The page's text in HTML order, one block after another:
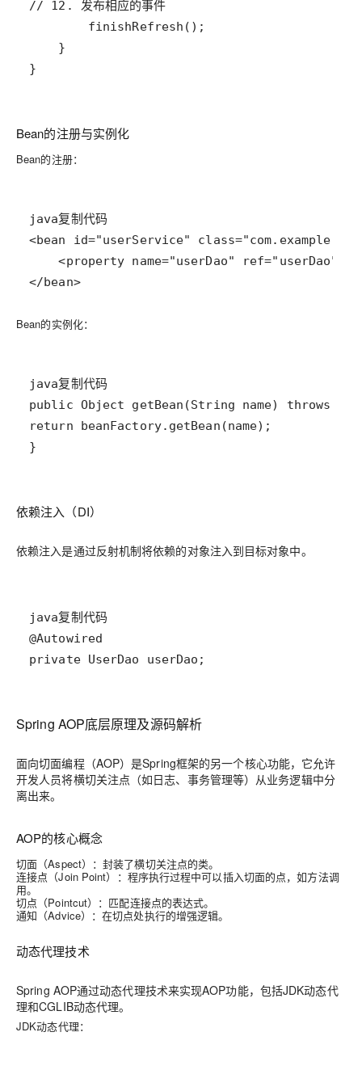
}
Bean的注册与实例化
Bean的注册：
</bean>
Bean的实例化：
}
依赖注入（DI）
依赖注入是通过反射机制将依赖的对象注入到目标对象中。
private UserDao userDao;
Spring AOP底层原理及源码解析
面向切面编程（AOP）是Spring框架的另一个核心功能，它允许
开发人员将横切关注点（如日志、事务管理等）从业务逻辑中分
离出来。
AOP的核心概念
切面（Aspect） ：封装了横切关注点的类。
连接点（Join Point）
：程序执行过程中可以插入切面的点，如方法调
用。
切点（Pointcut） ：匹配连接点的表达式。
通知（Advice） ：在切点处执行的增强逻辑。
动态代理技术
Spring AOP通过动态代理技术来实现AOP功能，包括JDK动态代
理和CGLIB动态代理。
JDK动态代理：